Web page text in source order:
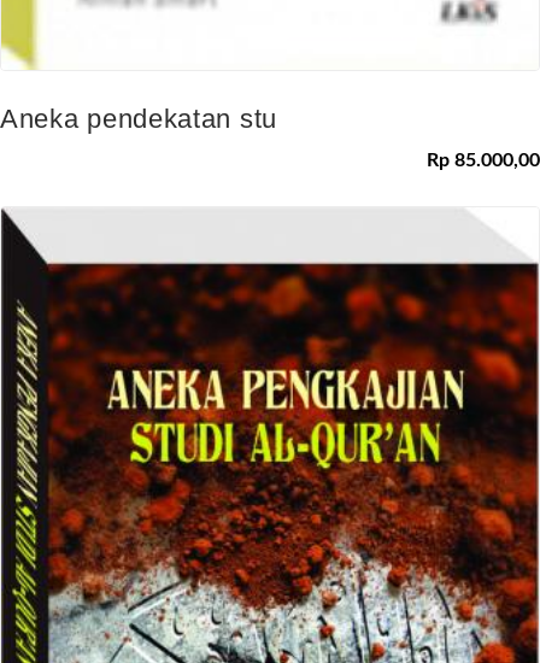
Aneka pendekatan stu
Rp 85.000,00